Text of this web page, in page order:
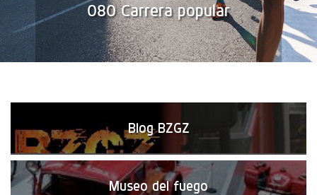
080 Carrera popular
Blog BZGZ
Museo del fuego